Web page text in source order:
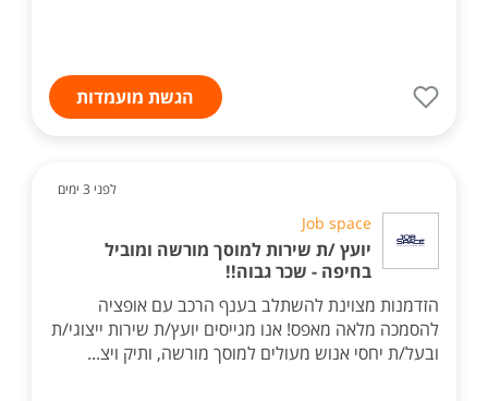
הגשת מועמדות
לפני 3 ימים
Job space
יועץ /ת שירות למוסך מורשה ומוביל
בחיפה - שכר גבוה!!
הזדמנות מצוינת להשתלב בענף הרכב עם אופציה
להסמכה מלאה מאפס! אנו מגייסים יועץ/ת שירות ייצוגי/ת
ובעל/ת יחסי אנוש מעולים למוסך מורשה, ותיק ויצ...